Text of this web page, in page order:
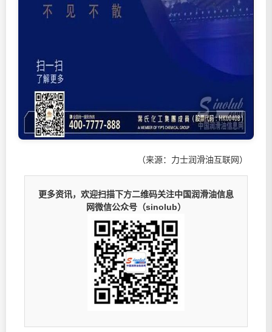
（来源：力士润滑油互联网）
更多资讯，欢迎扫描下方二维码关注中国润滑油信息
网微信公众号（sinolub）